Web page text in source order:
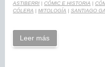
ASTIBERRI | CÓMIC E HISTORIA |
CÓLERA | MITOLOGÍA | SANTIAGO
Leer más